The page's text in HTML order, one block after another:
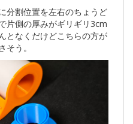
分割位置を左右のちょうど
片側の厚みがギリギリ3cm
となくだけどこちらの方が
う。